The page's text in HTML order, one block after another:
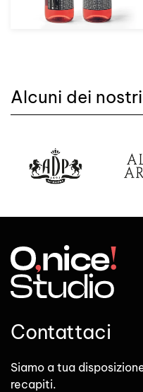
Alcuni dei
Contattaci
Siamo a tua
recapiti.